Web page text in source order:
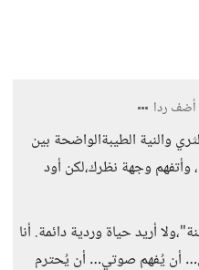
أضف ردا
والنية الطيبةالواضحة بين
وجهة نظرك،لكن أود
أريد حياة وردية دائمة. أنا
أن يُفهم صوتي… أن يُحترم